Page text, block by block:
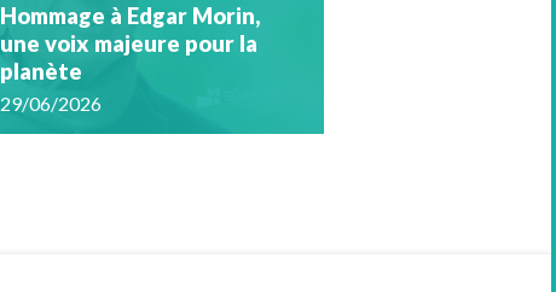
Hommage à Edgar Morin,
une voix majeure pour la
planète
29/06/2026